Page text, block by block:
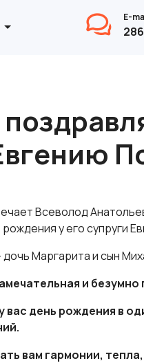
E-
Всеволод
у его супруги
Маргарита и сын
и
день рождения в
вам гармонии,